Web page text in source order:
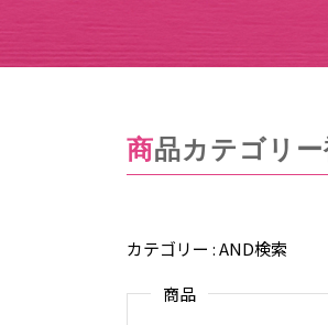
商品カテゴリ
カテゴリー : AND検索
商品